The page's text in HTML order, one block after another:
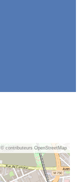
© contributeurs OpenStreetMap